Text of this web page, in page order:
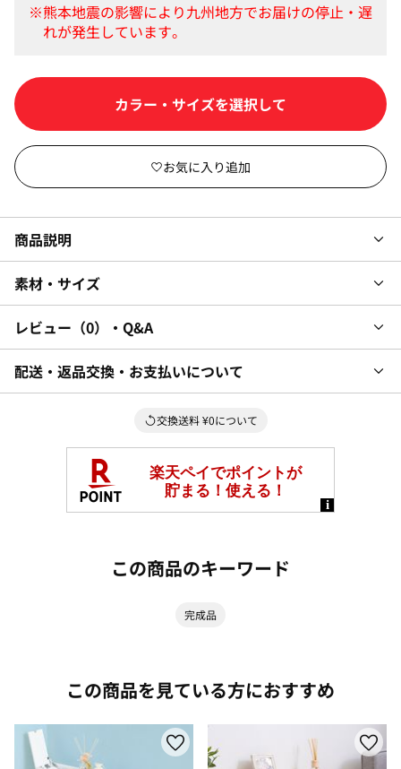
カラー・サイズを選択して
商品説明
素材・サイズ
レビュー 0 ・Q&A
配送・返品交換・お支払いについて
交換送料 ¥0について
この商品のキーワード
完成品
この商品を見ている方におすすめ